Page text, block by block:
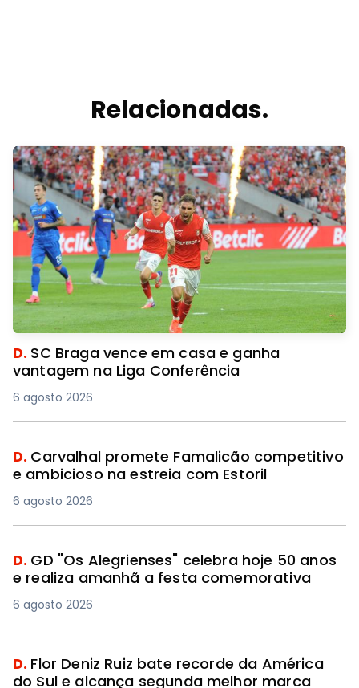
Relacionadas.
D. SC Braga vence em casa e ganha
vantagem na Liga Conferência
6 agosto 2026
D. Carvalhal promete Famalicão competitivo
e ambicioso na estreia com Estoril
6 agosto 2026
D. GD "Os Alegrienses" celebra hoje 50 anos
e realiza amanhã a festa comemorativa
6 agosto 2026
D. Flor Deniz Ruiz bate recorde da América
do Sul e alcança segunda melhor marca